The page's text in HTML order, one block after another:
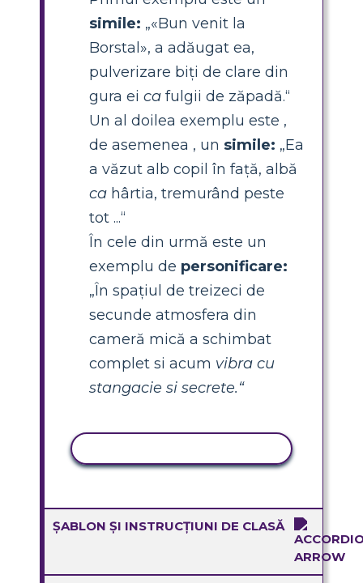
simile: „«Bun venit la
Borstal», a adăugat ea,
pulverizare biți de clare din
gura ei ca fulgii de zăpadă.“
Un al doilea exemplu este ,
de asemenea , un simile: „Ea
a văzut alb copil în față, albă
ca hârtia, tremurând peste
tot ...“
În cele din urmă este un
exemplu de personificare:
„În spațiul de treizeci de
secunde atmosfera din
cameră mică a schimbat
complet si acum vibra cu
stangacie si secrete.“
ȘABLON ȘI INSTRUCȚIUNI DE CLASĂ